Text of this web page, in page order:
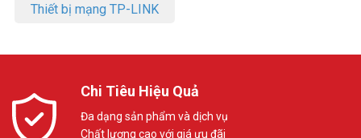
Thiết bị mạng TP-LINK
Chi Tiêu Hiệu Quả
Đa dạng sản phẩm và dịch vụ
Chất lượng cao với giá ưu đãi